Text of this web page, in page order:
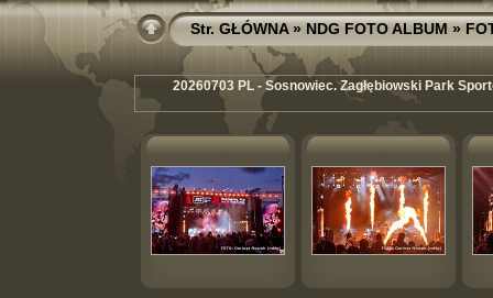
Str. GŁÓWNA»NDG FOTO ALBUM»
20260703 PL - Sosnowiec. Zagłębiowski Park